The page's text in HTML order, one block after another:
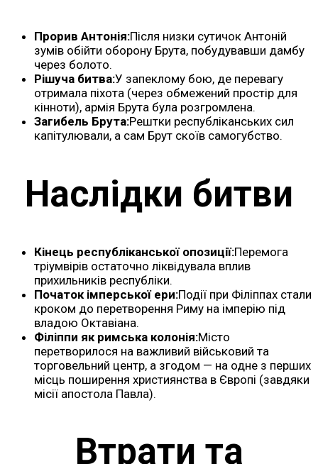
Прорив Антонія:Після низки сутичок Антоній
зумів обійти оборону Брута, побудувавши дамбу
через болото.
Рішуча битва:У запеклому бою, де перевагу
отримала піхота (через обмежений простір для
кінноти), армія Брута була розгромлена.
Загибель Брута:Рештки республіканських сил
капітулювали, а сам Брут скоїв самогубство.
Наслідки битви
Кінець республіканської опозиції:Перемога
тріумвірів остаточно ліквідувала вплив
прихильників республіки.
Початок імперської ери:Події при Філіппах стали
кроком до перетворення Риму на імперію під
владою Октавіана.
Філіппи як римська колонія:Місто
перетворилося на важливий військовий та
торговельний центр, а згодом — на одне з перших
місць поширення християнства в Європі (завдяки
місії апостола Павла).
Втрати та